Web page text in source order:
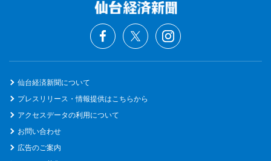
仙台経済新聞について
プレスリリース・情報提供はこちらから
アクセスデータの利用について
お問い合わせ
広告のご案内